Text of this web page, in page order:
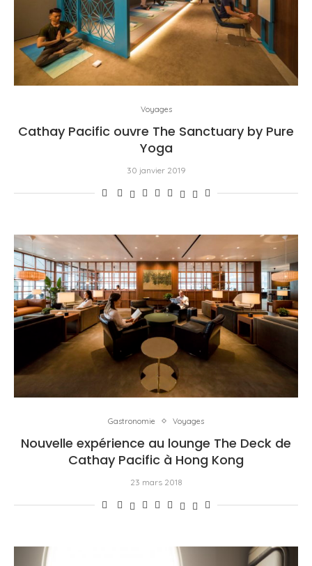
Voyages
Cathay Pacific ouvre The Sanctuary by Pure
Yoga
30 janvier 2019
Gastronomie Voyages
Nouvelle expérience au lounge The Deck de
Cathay Pacific à Hong Kong
23 mars 2018